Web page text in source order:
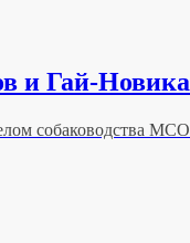
и Гай-Новика
собаководства